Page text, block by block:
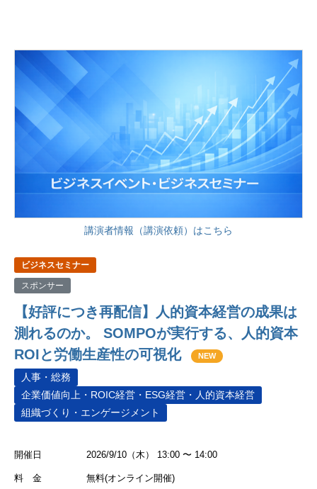
講演者情報（講演依頼）はこちら
ビジネスセミナー
スポンサー
【好評につき再配信】人的資本経営の成果は
測れるのか。 SOMPOが実行する、人的資本
ROIと労働生産性の可視化
NEW
人事・総務
企業価値向上・ROIC経営・ESG経営・人的資本経営
組織づくり・エンゲージメント
開催日 2026/9/10（木） 13:00 〜 14:00
料 金 無料(オンライン開催)